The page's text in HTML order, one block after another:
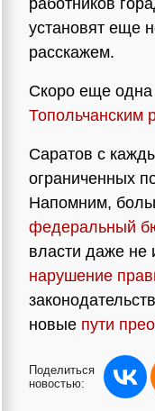
работников
установят еще
расскажем.
Скоро еще одна
Топольчанским
Саратов с
ограниченных
Напомним,
федеральный
власти даже не
нарушение
новые пути
Поделиться
новостью: